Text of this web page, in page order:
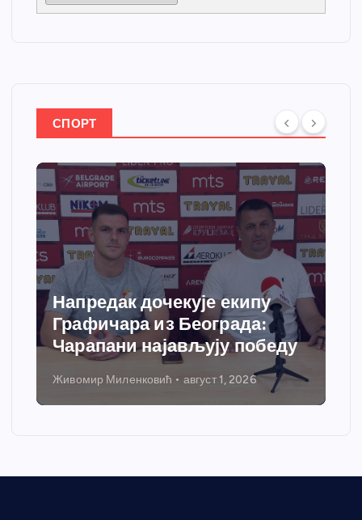
СПОРТ
Напредак дочекује екипу
Графичара из Београда:
Чарапани најављују победу
Живомир Миленковић август 1, 2026